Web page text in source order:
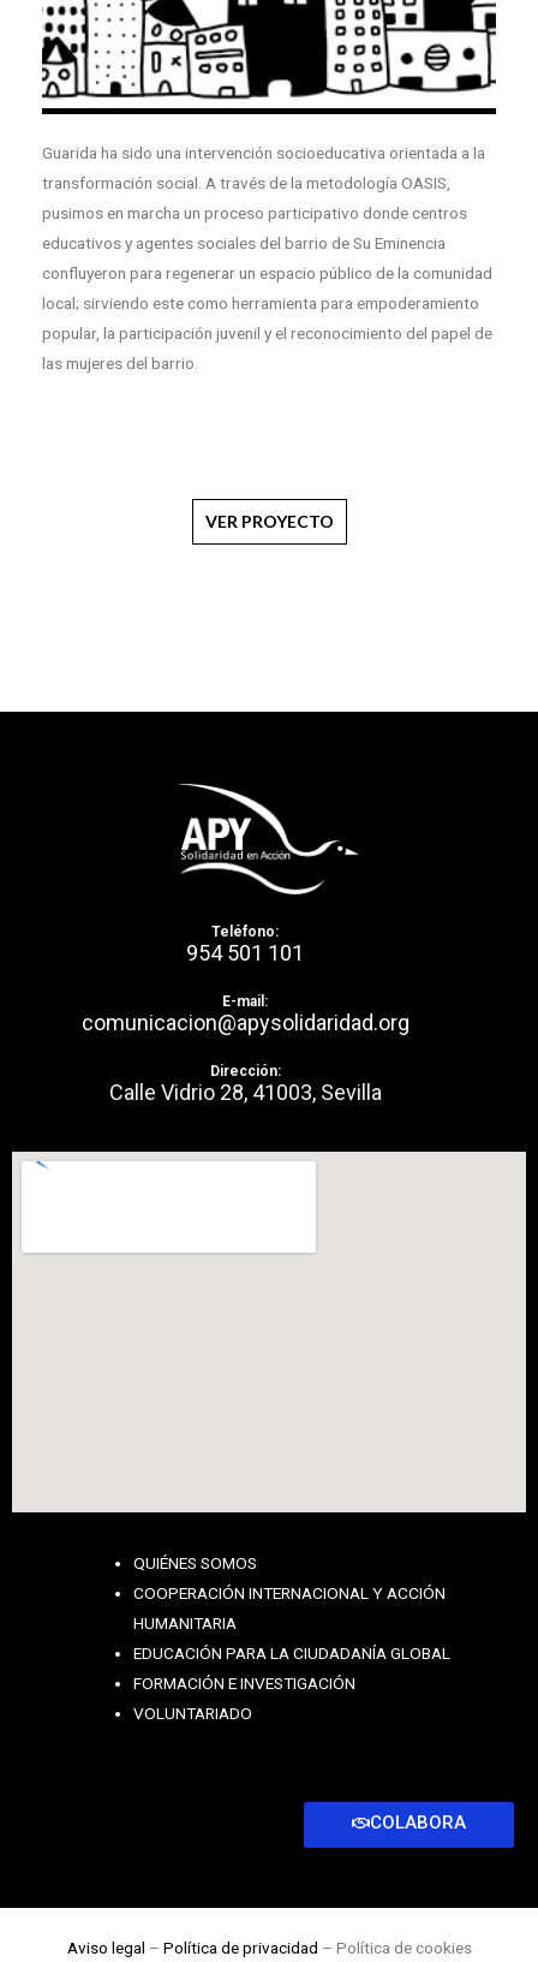
Guarida ha sido una intervención socioeducativa orientada a la
transformación social. A través de la metodología OASIS,
pusimos en marcha un proceso participativo donde centros
educativos y agentes sociales del barrio de Su Eminencia
confluyeron para regenerar un espacio público de la comunidad
local; sirviendo este como herramienta para empoderamiento
popular, la participación juvenil y el reconocimiento del papel de
las mujeres del barrio.
VER PROYECTO
Teléfono:
954 501 101
E-mail:
comunicacion@apysolidaridad.org
Dirección:
Calle Vidrio 28, 41003, Sevilla
QUIÉNES SOMOS
COOPERACIÓN INTERNACIONAL Y ACCIÓN
HUMANITARIA
EDUCACIÓN PARA LA CIUDADANÍA GLOBAL
FORMACIÓN E INVESTIGACIÓN
VOLUNTARIADO
COLABORA
Aviso legal – Política de privacidad – Política de cookies